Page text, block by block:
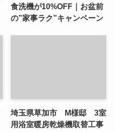
食洗機が10%OFF｜お盆前
の”家事ラク”キャンペーン
埼玉県草加市 M様邸 3室
用浴室暖房乾燥機取替工事